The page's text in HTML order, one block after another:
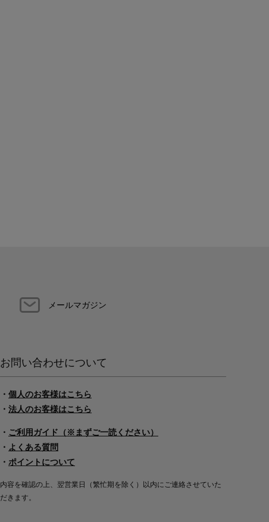
メールマガジン
お問い合わせについて
・ 個人のお客様はこちら
・ 法人のお客様はこちら
・ ご利用ガイド（※まずご一読ください）
・ よくある質問
・ ポイントについて
内容を確認の上、翌営業日（繁忙期を除く）以内にご連絡させていた
だきます。